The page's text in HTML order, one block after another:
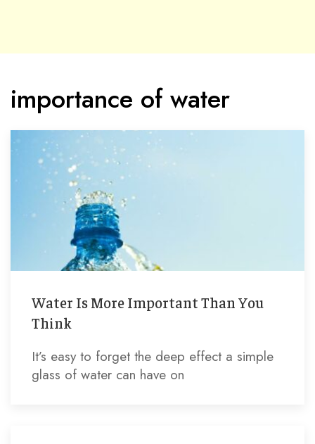
importance of water
Water Is More Important Than You
Think
It’s easy to forget the deep effect a simple
glass of water can have on